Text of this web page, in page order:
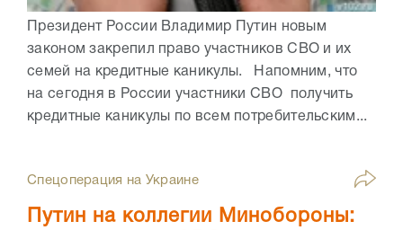
Президент России Владимир Путин новым
законом закрепил право участников СВО и их
семей на кредитные каникулы. Напомним, что
на сегодня в России участники СВО получить
кредитные каникулы по всем потребительским...
Спецоперация на Украине
Путин на коллегии Минобороны: